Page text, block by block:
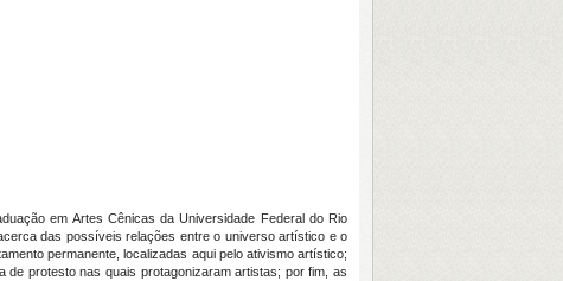
em Artes Cênicas da Universidade Federal do Rio
das possíveis relações entre o universo artístico e o
permanente, localizadas aqui pelo ativismo artístico;
protesto nas quais protagonizaram artistas; por fim, as